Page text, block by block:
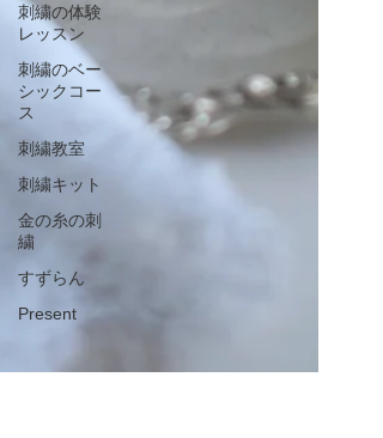
刺繍の体験
レッスン
刺繍のベー
シックコー
ス
刺繍教室
刺繍キット
金の糸の刺
繍
すずらん
Present